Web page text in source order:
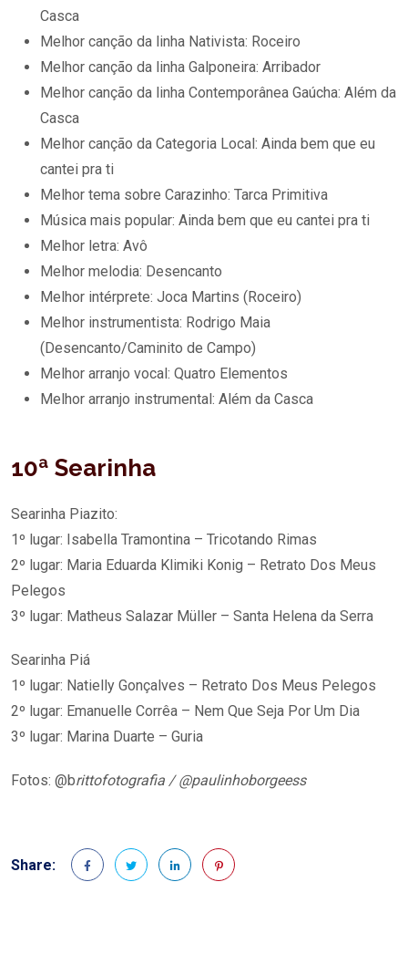
Casca
Melhor canção da linha Nativista: Roceiro
Melhor canção da linha Galponeira: Arribador
Melhor canção da linha Contemporânea Gaúcha: Além da
Casca
Melhor canção da Categoria Local: Ainda bem que eu
cantei pra ti
Melhor tema sobre Carazinho: Tarca Primitiva
Música mais popular: Ainda bem que eu cantei pra ti
Melhor letra: Avô
Melhor melodia: Desencanto
Melhor intérprete: Joca Martins (Roceiro)
Melhor instrumentista: Rodrigo Maia
(Desencanto/Caminito de Campo)
Melhor arranjo vocal: Quatro Elementos
Melhor arranjo instrumental: Além da Casca
10ª Searinha
Searinha Piazito:
1º lugar: Isabella Tramontina – Tricotando Rimas
2º lugar: Maria Eduarda Klimiki Konig – Retrato Dos Meus
Pelegos
3º lugar: Matheus Salazar Müller – Santa Helena da Serra
Searinha Piá
1º lugar: Natielly Gonçalves – Retrato Dos Meus Pelegos
2º lugar: Emanuelle Corrêa – Nem Que Seja Por Um Dia
3º lugar: Marina Duarte – Guria
Fotos: @brittofotografia / @paulinhoborgeess
Share: